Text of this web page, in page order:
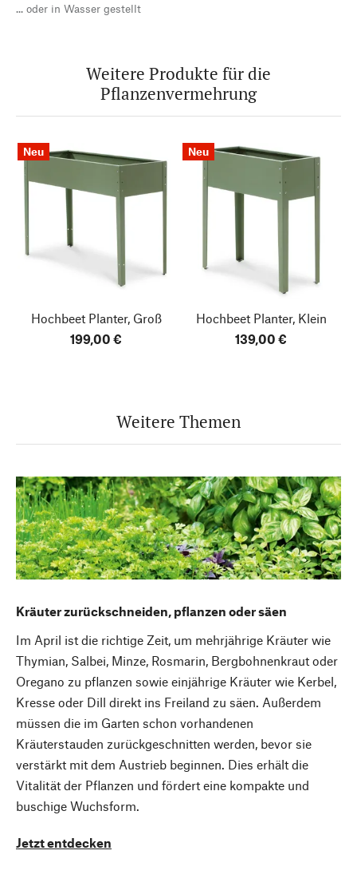
... oder in Wasser gestellt
Weitere Produkte für die
Pflanzenvermehrung
Neu
Hochbeet Planter, Groß
199,00 €
Neu
Hochbeet Planter, Klein
139,00 €
Weitere Themen
Kräuter zurückschneiden, pflanzen oder säen
Im April ist die richtige Zeit, um mehrjährige Kräuter wie
Thymian, Salbei, Minze, Rosmarin, Bergbohnenkraut oder
Oregano zu pflanzen sowie einjährige Kräuter wie Kerbel,
Kresse oder Dill direkt ins Freiland zu säen. Außerdem
müssen die im Garten schon vorhandenen
Kräuterstauden zurückgeschnitten werden, bevor sie
verstärkt mit dem Austrieb beginnen. Dies erhält die
Vitalität der Pflanzen und fördert eine kompakte und
buschige Wuchsform.
Jetzt entdecken